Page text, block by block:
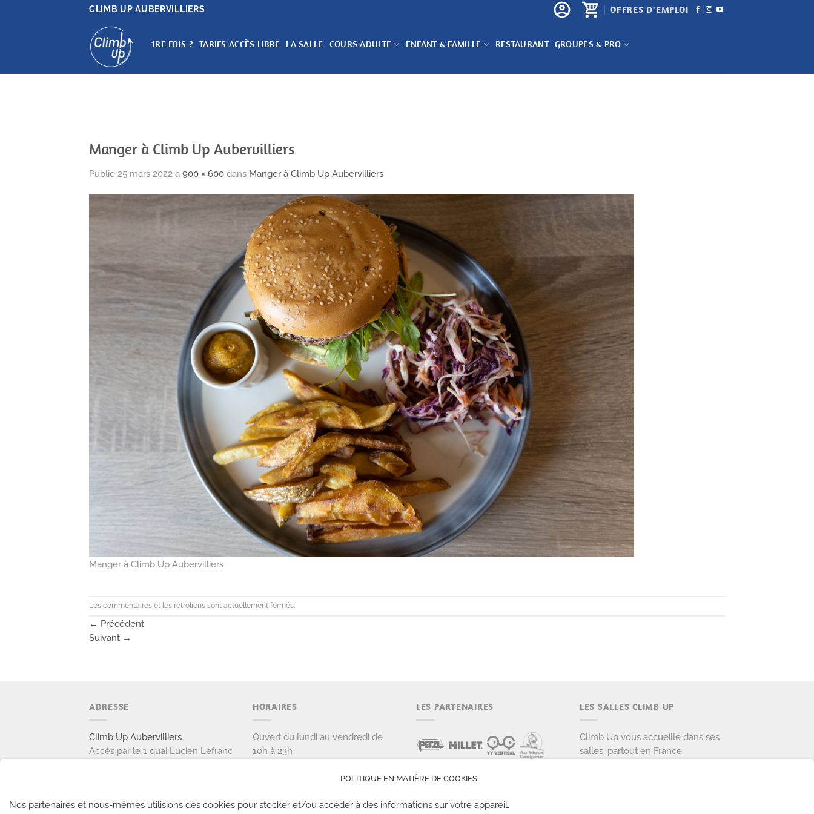
CLIMB UP AUBERVILLIERS OFFRES D'EMPLOI
1RE FOIS ? TARIFS ACCÈS LIBRE LA SALLE COURS ADULTE ENFANT & FAMILLE RESTAURANT GROUPES & PRO
Manger à Climb Up Aubervilliers
Publié 25 mars 2022 à 900 × 600 dans Manger à Climb Up Aubervilliers
Manger à Climb Up Aubervilliers
Les commentaires et les rétroliens sont actuellement fermés.
← Précédent
Suivant →
ADRESSE
Climb Up Aubervilliers
Accès par le 1 quai Lucien Lefranc
HORAIRES
Ouvert du lundi au vendredi de
10h à 23h
LES PARTENAIRES LES SALLES CLIMB UP
Climb Up vous accueille dans ses
salles, partout en France
POLITIQUE EN MATIÈRE DE COOKIES
Nos partenaires et nous-mêmes utilisions des cookies pour stocker et/ou accéder à des informations sur votre appareil.